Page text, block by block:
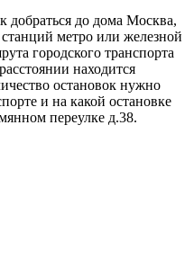
добраться до дома Москва,
метро или железной
городского транспорта
находится
остановок нужно
и на какой остановке
переулке д.38.